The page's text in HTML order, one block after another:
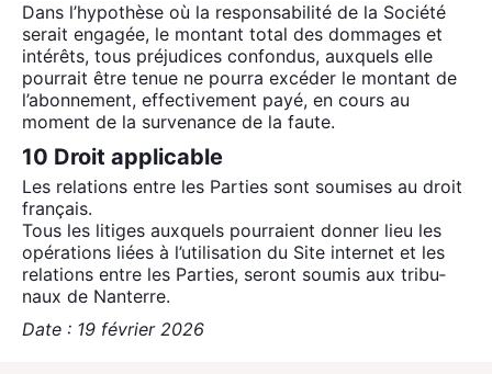
Dans l’hy­po­thèse où la res­pon­sa­bi­li­té de la Socié­té
serait enga­gée, le mon­tant total des dom­mages et
inté­rêts, tous pré­ju­dices confon­dus, aux­quels elle
pour­rait être tenue ne pour­ra excé­der le mon­tant de
l’a­bon­ne­ment, effec­ti­ve­ment payé, en cours au
moment de la sur­ve­nance de la faute.
10 Droit applicable
Les rela­tions entre les Par­ties sont sou­mises au droit
fran­çais.
Tous les litiges aux­quels pour­raient don­ner lieu les
opé­ra­tions liées à l’utilisation du Site inter­net et les
rela­tions entre les Par­ties, seront sou­mis aux tri­bu­
naux de Nan­terre.
Date : 19 février 2026